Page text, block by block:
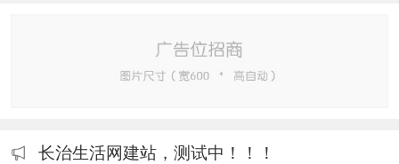
长治生活网建站，测试中！！！